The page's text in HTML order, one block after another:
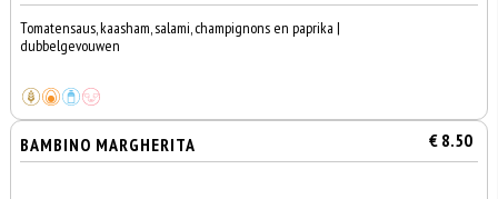
Tomatensaus, kaasham, salami, champignons en paprika |
dubbelgevouwen
BAMBINO MARGHERITA € 8.50